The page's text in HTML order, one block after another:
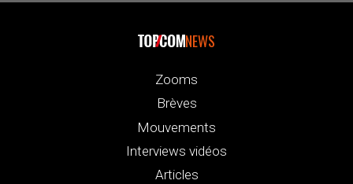
NEWS
Zooms
Brèves
Mouvements
Interviews vidéos
Articles